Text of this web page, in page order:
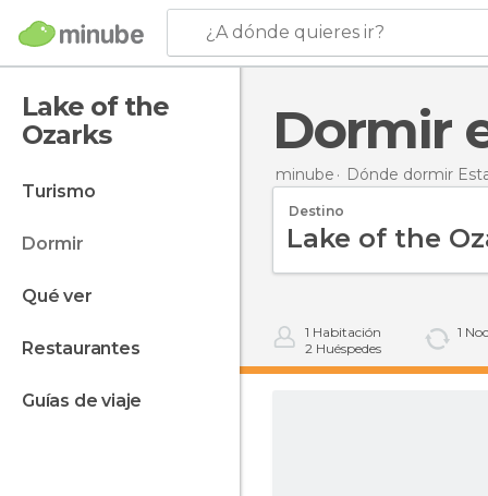
¿A dónde quieres ir?
Lake of the
Ozarks
turismo
dormir
qué ver
restaurantes
guías de viaje
minube Dónde dormir
Destino
1 Habitación
2 Huéspedes
1